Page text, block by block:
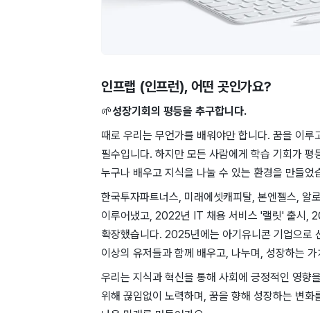
인프랩 (인프런), 어떤 곳인가요?
🌱성장기회의 평등을 추구합니다.
때로 우리는 무언가를 배워야만 합니다. 꿈을 이
필수입니다. 하지만 모든 사람에게 학습 기회가
누구나 배우고 지식을 나눌 수 있는 환경을 만들었
한국투자파트너스, 미래에셋캐피탈, 본엔젤스, 알
이루어냈고, 2022년 IT 채용 서비스 '랠릿' 출시,
확장했습니다. 2025년에는 아기유니콘 기업으로
이상의 유저들과 함께 배우고, 나누며, 성장하는
우리는 지식과 혁신을 통해 사회에 긍정적인 영향
위해 끊임없이 노력하며, 꿈을 향해 성장하는 변